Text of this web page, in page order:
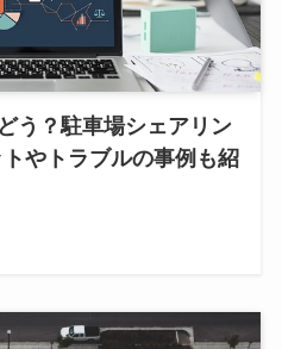
う？駐車場シェアリン
やトラブルの事例も紹